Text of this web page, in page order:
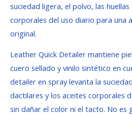
suciedad ligera, el polvo, las
corporales del uso diario para una
original.
Leather Quick Detailer mantiene
cuero sellado y vinilo sintético en
detailer en spray levanta la
dactilares y los aceites corporales
sin dañar el color ni el tacto. No es